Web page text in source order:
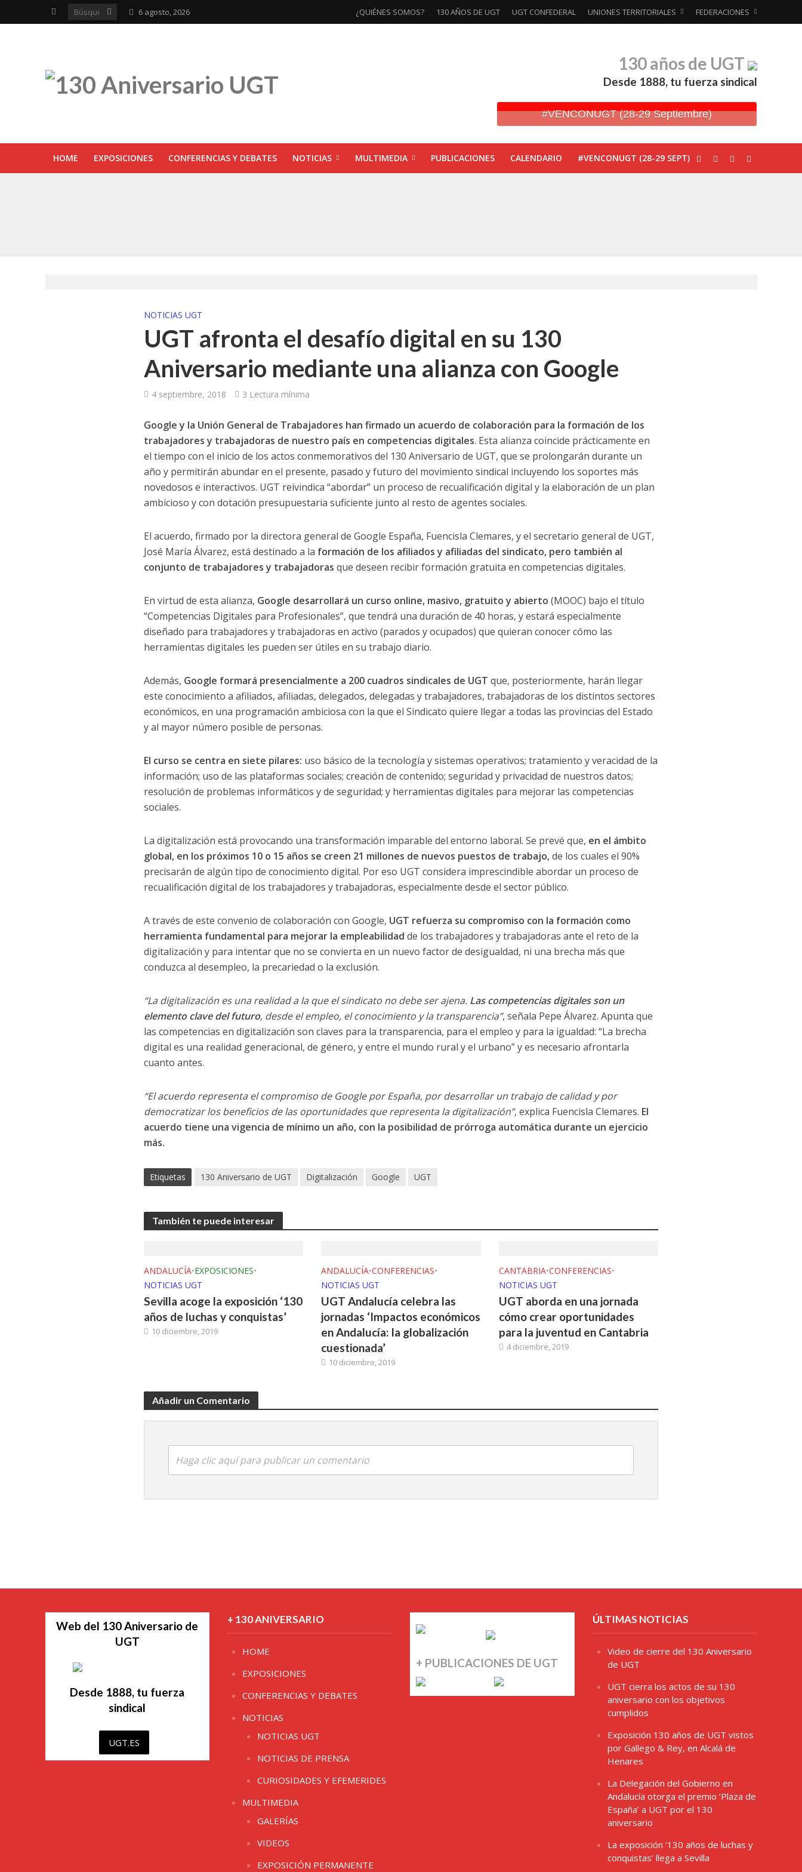
6 agosto, 2026 ¿QUIÉNES SOMOS? 130 AÑOS DE UGT UGT CONFEDERAL UNIONES TERRITORIALES FEDERACIONES
130 años de UGT
Desde 1888, tu fuerza sindical
#VENCONUGT (28-29 Septiembre)
HOME EXPOSICIONES CONFERENCIAS Y DEBATES NOTICIAS MULTIMEDIA PUBLICACIONES CALENDARIO #VENCONUGT (28-29 SEPT)
Clausurada la exposición ‘130 aniversario’ en Las Palmas de Gran Canaria
Rivas acoge la exposición ‘130 Años de Luchas y Conquistas’
Javier Bueno, el periodista asesinado por Franco por sus editoriales de prensa
El Ayuntamiento de Sevilla acogerá la exposición 130 aniversario con la que UGT comenzó su recorrido por España
NOTICIAS UGT
UGT afronta el desafío digital en su 130
Aniversario mediante una alianza con Google
4 septiembre, 2018 3 Lectura mínima
Google y la Unión General de Trabajadores han firmado un acuerdo de colaboración para la formación de los
trabajadores y trabajadoras de nuestro país en competencias digitales. Esta alianza coincide prácticamente en
el tiempo con el inicio de los actos conmemorativos del 130 Aniversario de UGT, que se prolongarán durante un
año y permitirán abundar en el presente, pasado y futuro del movimiento sindical incluyendo los soportes más
novedosos e interactivos. UGT reivindica “abordar” un proceso de recualificación digital y la elaboración de un plan
ambicioso y con dotación presupuestaria suficiente junto al resto de agentes sociales.
El acuerdo, firmado por la directora general de Google España, Fuencisla Clemares, y el secretario general de UGT,
José María Álvarez, está destinado a la formación de los afiliados y afiliadas del sindicato, pero también al
conjunto de trabajadores y trabajadoras que deseen recibir formación gratuita en competencias digitales.
En virtud de esta alianza, Google desarrollará un curso online, masivo, gratuito y abierto (MOOC) bajo el título
“Competencias Digitales para Profesionales”, que tendrá una duración de 40 horas, y estará especialmente
diseñado para trabajadores y trabajadoras en activo (parados y ocupados) que quieran conocer cómo las
herramientas digitales les pueden ser útiles en su trabajo diario.
Además, Google formará presencialmente a 200 cuadros sindicales de UGT que, posteriormente, harán llegar
este conocimiento a afiliados, afiliadas, delegados, delegadas y trabajadores, trabajadoras de los distintos sectores
económicos, en una programación ambiciosa con la que el Sindicato quiere llegar a todas las provincias del Estado
y al mayor número posible de personas.
El curso se centra en siete pilares: uso básico de la tecnología y sistemas operativos; tratamiento y veracidad de la
información; uso de las plataformas sociales; creación de contenido; seguridad y privacidad de nuestros datos;
resolución de problemas informáticos y de seguridad; y herramientas digitales para mejorar las competencias
sociales.
La digitalización está provocando una transformación imparable del entorno laboral. Se prevé que, en el ámbito
global, en los próximos 10 o 15 años se creen 21 millones de nuevos puestos de trabajo,de los cuales el 90%
precisarán de algún tipo de conocimiento digital. Por eso UGT considera imprescindible abordar un proceso de
recualificación digital de los trabajadores y trabajadoras, especialmente desde el sector público.
A través de este convenio de colaboración con Google, UGT refuerza su compromiso con la formación como
herramienta fundamental para mejorar la empleabilidad de los trabajadores y trabajadoras ante el reto de la
digitalización y para intentar que no se convierta en un nuevo factor de desigualdad, ni una brecha más que
conduzca al desempleo, la precariedad o la exclusión.
“La digitalización es una realidad a la que el sindicato no debe ser ajena. Las competencias digitales son un
elemento clave del futuro, desde el empleo, el conocimiento y la transparencia”, señala Pepe Álvarez. Apunta que
las competencias en digitalización son claves para la transparencia, para el empleo y para la igualdad: “La brecha
digital es una realidad generacional, de género, y entre el mundo rural y el urbano” y es necesario afrontarla
cuanto antes.
“El acuerdo representa el compromiso de Google por España, por desarrollar un trabajo de calidad y por
democratizar los beneficios de las oportunidades que representa la digitalización”, explica Fuencisla Clemares. El
acuerdo tiene una vigencia de mínimo un año, con la posibilidad de prórroga automática durante un ejercicio
más.
Etiquetas 130 Aniversario de UGT Digitalización Google UGT
También te puede interesar
ANDALUCÍA•EXPOSICIONES•
NOTICIAS UGT
Sevilla acoge la exposición ‘130
años de luchas y conquistas’
10 diciembre, 2019
ANDALUCÍA•CONFERENCIAS•
NOTICIAS UGT
UGT Andalucía celebra las
jornadas ‘Impactos económicos
en Andalucía: la globalización
cuestionada’
10 diciembre, 2019
CANTABRIA•CONFERENCIAS•
NOTICIAS UGT
UGT aborda en una jornada
cómo crear oportunidades
para la juventud en Cantabria
4 diciembre, 2019
Añadir un Comentario
Haga clic aquí para publicar un comentario
Web del 130 Aniversario de
UGT
Desde 1888, tu fuerza
sindical
UGT.ES
+ 130 ANIVERSARIO
HOME
EXPOSICIONES
CONFERENCIAS Y DEBATES
NOTICIAS
NOTICIAS UGT
NOTICIAS DE PRENSA
CURIOSIDADES Y EFEMERIDES
MULTIMEDIA
GALERÍAS
VIDEOS
EXPOSICIÓN PERMANENTE
+ PUBLICACIONES DE UGT
ÚLTIMAS NOTICIAS
Video de cierre del 130 Aniversario
de UGT
UGT cierra los actos de su 130
aniversario con los objetivos
cumplidos
Exposición 130 años de UGT vistos
por Gallego & Rey, en Alcalá de
Henares
La Delegación del Gobierno en
Andalucía otorga el premio ‘Plaza de
España’ a UGT por el 130
aniversario
La exposición ‘130 años de luchas y
conquistas’ llega a Sevilla